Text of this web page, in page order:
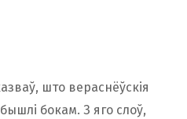
што вераснёўскія
бокам. З яго слоў,